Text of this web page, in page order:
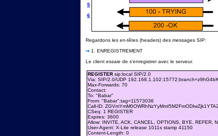
5
6
Regardons les en-têtes (headers) des messages SIP:
1. ENREGISTREMENT
Le client essaie de s'enregistrer avec le serveur.
REGISTER sip:local SIP/2.0
Via: SIP/2.0/UDP
Max-Forwards: 70
Contact:
To: "Babar"
From: "Babar";tag=11573036
Call-ID:
CSeq: 1 REGISTER
Expires: 3600
Allow: INVITE, ACK, CANCEL, OPTIONS, BYE, REFER,
User-Agent: X-Lite release 1011s stamp 41150
Content-Length: 0